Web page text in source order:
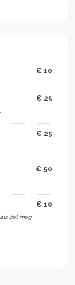
€ 10
€ 25
€ 25
€ 50
€ 10
dat mag